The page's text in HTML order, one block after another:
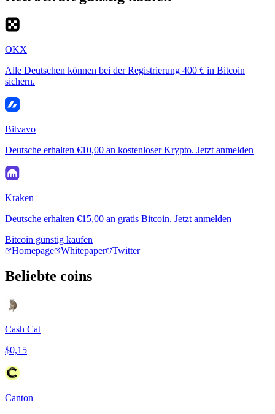
OKX
Alle Deutschen können bei der Registrierung 400 € in Bitcoin
sichern.
Bitvavo
Deutsche erhalten €10,00 an kostenloser Krypto. Jetzt anmelden
Kraken
Deutsche erhalten €15,00 an gratis Bitcoin. Jetzt anmelden
Bitcoin günstig kaufen
Homepage
Whitepaper Twitter
Beliebte coins
Cash Cat
$0,15
Canton